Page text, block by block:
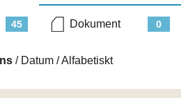
45 0
Dokument
/ Datum /Alfabetiskt